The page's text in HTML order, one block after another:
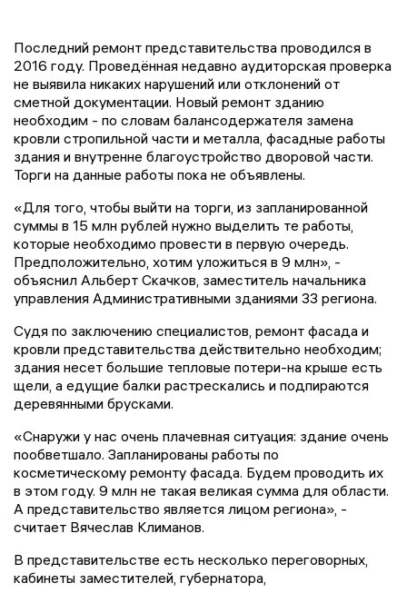
Последний ремонт представительства проводился в
2016 году. Проведённая недавно аудиторская проверка
не выявила никаких нарушений или отклонений от
сметной документации. Новый ремонт зданию
необходим - по словам балансодержателя замена
кровли стропильной части и металла, фасадные работы
здания и внутренне благоустройство дворовой части.
Торги на данные работы пока не объявлены.
«Для того, чтобы выйти на торги, из запланированной
суммы в 15 млн рублей нужно выделить те работы,
которые необходимо провести в первую очередь.
Предположительно, хотим уложиться в 9 млн», -
объяснил Альберт Скачков, заместитель начальника
управления Административными зданиями 33 региона.
Судя по заключению специалистов, ремонт фасада и
кровли представительства действительно необходим;
здания несет большие тепловые потери-на крыше есть
щели, а едущие балки растрескались и подпираются
деревянными брусками.
«Снаружи у нас очень плачевная ситуация: здание очень
пообветшало. Запланированы работы по
косметическому ремонту фасада. Будем проводить их
в этом году. 9 млн не такая великая сумма для области.
А представительство является лицом региона», -
считает Вячеслав Климанов.
В представительстве есть несколько переговорных,
кабинеты заместителей, губернатора,